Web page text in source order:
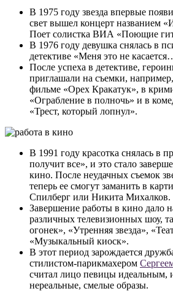
В 1975 году звезда впервые
свет вышел концерт названием
Поет солистка ВИА «Поющие
В 1976 году девушка снялась в
детективе «Меня это не
После успеха в детективе,
приглашали на съемки,
фильме «Орех Кракатук», в
«Ограбление в полночь» и в
«Трест, который лопнул».
В 1991 году красотка снялась в
получит все», и это стало
кино. После неудачных съемок
теперь ее смогут заманить в
Спилберг или Никита Михалков.
Завершение работы в кино дало
различных телевизионных шоу,
огонек», «Утренняя звезда»,
«Музыкальный киоск».
В этот период зарождается
стилистом-парикмахером
считал лицо певицы идеальным,
нереальные, смелые образы.